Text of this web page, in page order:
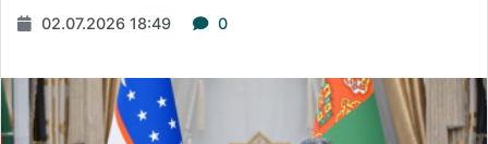
02.07.2026 18:49 0